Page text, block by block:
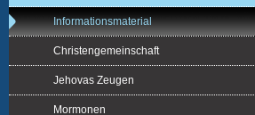
Informationsmaterial
Christengemeinschaft
Jehovas Zeugen
Mormonen